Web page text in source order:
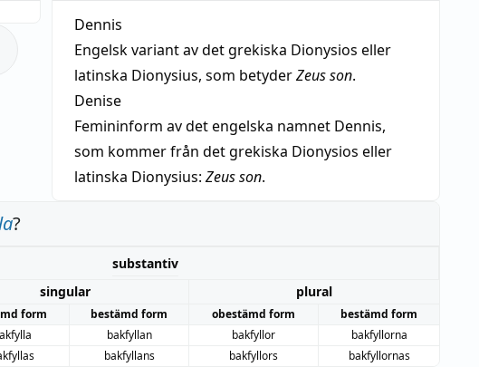
Dennis
Engelsk variant av det grekiska Dionysios eller
latinska Dionysius, som betyderZeus son.
Denise
Femininform av det engelska namnet Dennis,
som kommer från det grekiska Dionysios eller
latinska Dionysius: Zeus son.
?
substantiv
singular
plural
form bestämd form obestämd form
bestämd form
bakfyllan bakfyllor
bakfyllorna
bakfyllans bakfyllors bakfyllornas